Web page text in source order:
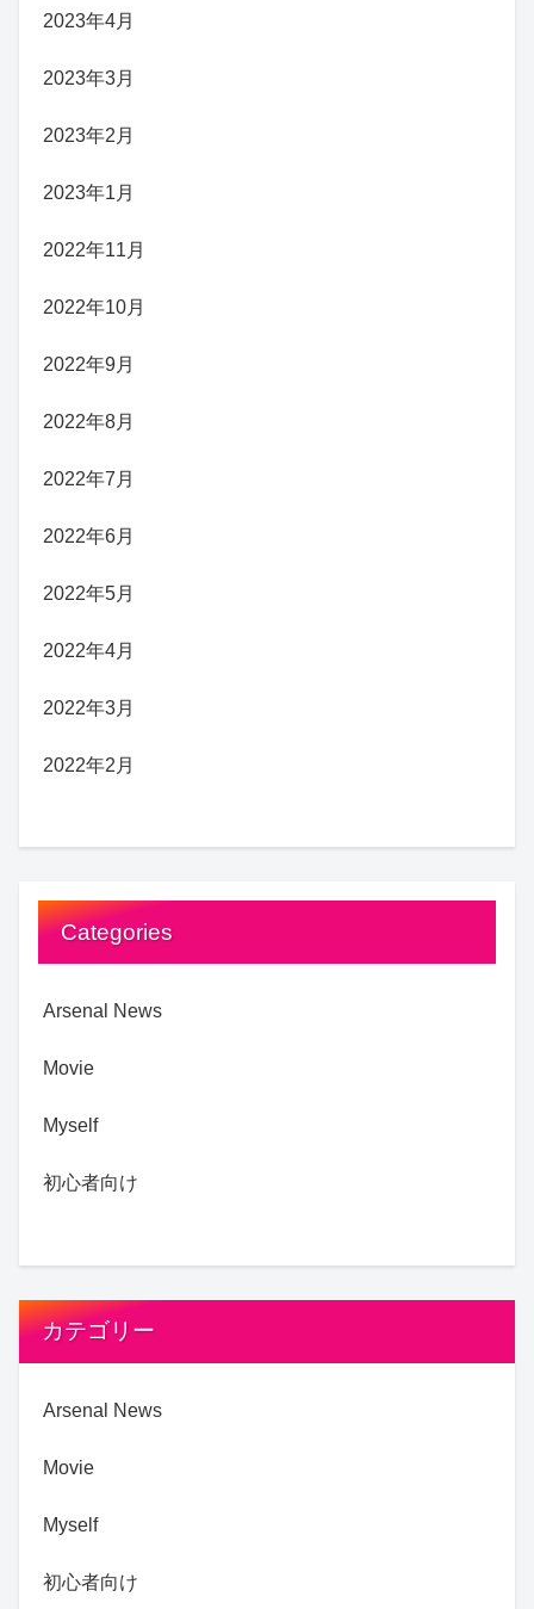
2023年4月
2023年3月
2023年2月
2023年1月
2022年11月
2022年10月
2022年9月
2022年8月
2022年7月
2022年6月
2022年5月
2022年4月
2022年3月
2022年2月
Categories
Arsenal News
Movie
Myself
初心者向け
カテゴリー
Arsenal News
Movie
Myself
初心者向け